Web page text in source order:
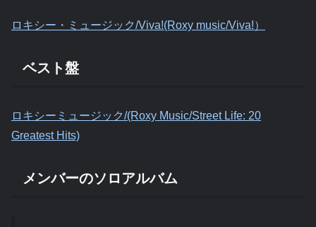
ロキシー・ミュージック/Viva!(Roxy music/Viva!）
ベスト盤
ロキシーミュージック/(Roxy Music/Street Life: 20
Greatest Hits)
メンバーのソロアルバム